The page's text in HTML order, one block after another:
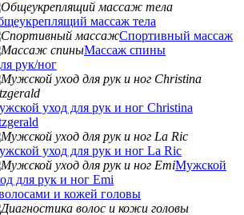
массаж тела
Спортивный массаж
Массаж спины
рук/ног
уход для рук и ног Christina
уход для рук и ног La Ric
Мужской
для рук и ног Emi
и кожей головы